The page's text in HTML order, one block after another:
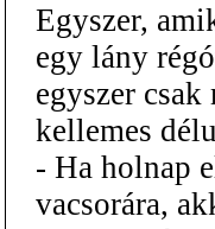
Egyszer,
egy lány
egyszer
kellemes
- Ha holnap
vacsorára,